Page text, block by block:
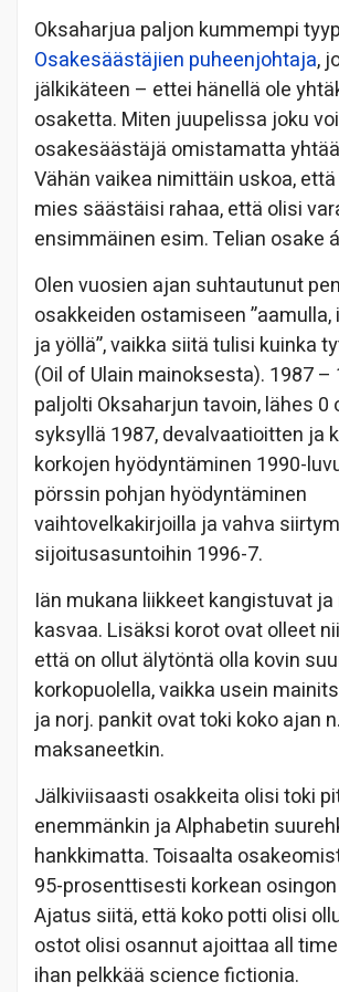
Oksaharjua paljon kummempi
Osakesäästäjien puheenjohtaja,
jälkikäteen – ettei hänellä ole
osaketta. Miten juupelissa joku
osakesäästäjä omistamatta
Vähän vaikea nimittäin uskoa,
mies säästäisi rahaa, että olisi
ensimmäinen esim. Telian osake
Olen vuosien ajan suhtautunut
osakkeiden ostamiseen ”aamulla,
ja yöllä”, vaikka siitä tulisi kuinka
(Oil of Ulain mainoksesta). 1987 –
paljolti Oksaharjun tavoin, lähes 0
syksyllä 1987, devalvaatioitten ja
korkojen hyödyntäminen 1990-
pörssin pohjan hyödyntäminen
vaihtovelkakirjoilla ja vahva
sijoitusasuntoihin 1996-7.
Iän mukana liikkeet kangistuvat
kasvaa. Lisäksi korot ovat olleet
että on ollut älytöntä olla kovin
korkopuolella, vaikka usein
ja norj. pankit ovat toki koko ajan
maksaneetkin.
Jälkiviisaasti osakkeita olisi toki
enemmänkin ja Alphabetin
hankkimatta. Toisaalta
95-prosenttisesti korkean
Ajatus siitä, että koko potti olisi
ostot olisi osannut ajoittaa all
ihan pelkkää science fictionia.